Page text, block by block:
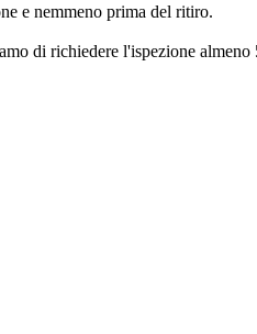
e nemmeno prima del ritiro.
di richiedere l'ispezione